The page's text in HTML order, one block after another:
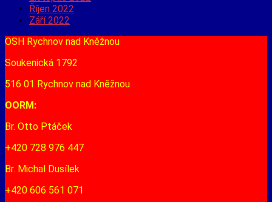
Říjen 2022
Září 2022
OSH Rychnov nad Kněžnou
Soukenická 1792
516 01 Rychnov nad Kněžnou
OORM:
Br. Otto Ptáček
+420 728 976 447
Br. Michal Dusílek
+420 606 561 071